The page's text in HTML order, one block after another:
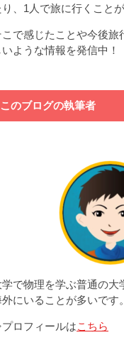
、1人で旅に行くことが
こで感じたことや今後旅
ような情報を発信中！
このブログの執筆者
学で物理を学ぶ普通の大
にいることが多いです。
ロフィールはこちら